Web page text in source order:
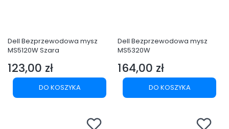
Dell Bezprzewodowa mysz
MS5120W Szara
Cena
123,00 zł
DO KOSZYKA
Dell Bezprzewodowa mysz
MS5320W
Cena
164,00 zł
DO KOSZYKA